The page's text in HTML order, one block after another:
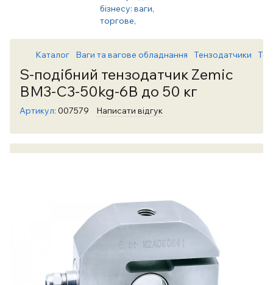
Каталог Ваги та вагове обладнання Тензодатчики
S-подібний тензодатчик Zemic
BM3-C3-50kg-6B до 50 кг
Артикул: 007579 Написати відгук